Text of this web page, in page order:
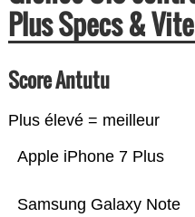
Plus Specs &
Score Antutu
Plus élevé = meilleur
Samsung Galaxy Note
Apple iPhone 7 Plus